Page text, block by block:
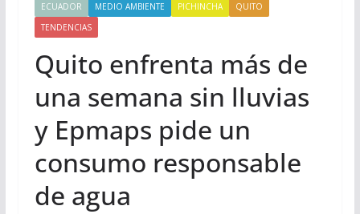
ECUADOR MEDIO AMBIENTE PICHINCHA
QUITO
TENDENCIAS
Quito enfrenta más de
una semana sin lluvias
y Epmaps pide un
consumo responsable
de agua